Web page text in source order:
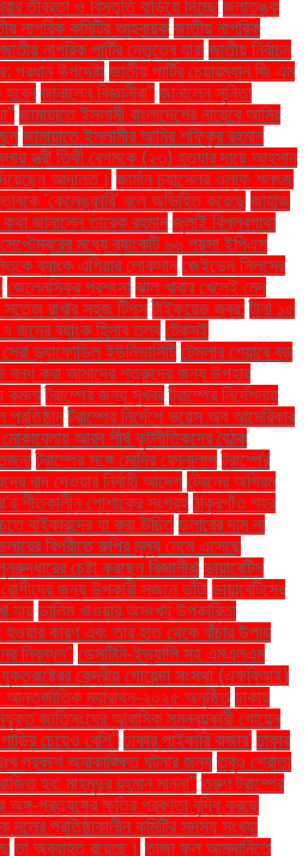
তীব্রতা ও বিস্তৃতি বাড়িয়ে দিচ্ছে জলাতঙ্ক
নাগরিক কমিটির আহ্বায়ক জাতীয় নাগরিক
জাতীয় নাগরিক পার্টির নেতৃত্বে যারা জাতীয় নির্বাচন
প্রধান উপদেষ্টা জাতীয় পার্টির চেয়ারম্যান জি এম
জানালেন বিজ্ঞানীরা" জানালেন সুনিতা
জামায়াতে ইসলামী বাংলাদেশের নায়েবে আমির
জামায়াতে ইসলামীর আমির শফিকুর রহমান
স্ত্রী তিথী বেগমকে (২৩) হত্যার দায়ে আহসান
আদালত। জার্মান চ্যান্সেলর ওলাফ শলৎজ
'কেলেঙ্কারি' বলে অভিহিত করেছে জাহাজ
জানালেন তারেক রহমান জুলাই বিপ্লবগাথা
মধ্যে ব্যাংকটি ৬৬ পয়সা ইপিএস
ব্যাংক এশিয়ার লোকসান জেইডেন সিলসের
জেলেনস্কির প্রশংসা ঝাল খাবার খেলেই মেদ
সতেজ রাখার সহজ টিপস টাইফয়েড জ্বর: টানা ১৫
জনের ব্যাংক হিসাব তলব টেকসই
ড্যাফোডিল ইউনিভার্সিটি টেসলার শেয়ারে বড়
করা আমাদের শত্রুদের জন্য উপহার
কমলা ট্রাম্পের জন্য সুখবর ট্রাম্পের নির্দেশনায়
ট্রাম্পের নির্দেশে ভয়েস অব আমেরিকার
মোকাবেলায় আরব শীর্ষ কূটনীতিকদের বৈঠক
ট্রাম্পের সঙ্গে মোদির ফোনালাপ ট্রাম্পের
বাদ দেওয়ার নির্বাহী আদেশ ট্রেনের অগ্রিম
শীতকালীন পোশাকের সংগ্রহ ঠাকুরগাঁও শহর
বাইকারদের যা করা উচিত ডলারের দাম না
বিপরীতে রুপির মূল্য নেমে এসেছে
চেষ্টা করছেন বিজ্ঞানীরা ডায়াবেটিস
রোগীদের জন্য উপকারী সজনে ডাঁটা ডায়াবেটিসের
যায় ডালিম খাওয়ার অসংখ্য উপকারিতা
হওয়ার কারণ এবং তার হাত থেকে বাঁচার উপায়
নিবন্ধন" ডেসটিনি-ইভ্যালি সহ এমএলএম
কেন্দ্রীয় গোয়েন্দা সংস্থা (এফবিআই)
আন্তর্জাতিক ম্যারাথন-২০২৫ অনুষ্ঠিত ঢাকায়
জাতিসংঘের আবাসিক সমন্বয়কারী গোয়েন
চেয়েও বেশি'' ঢাকার পাইকারি বাজার' ঢাকার
দুঃখ প্রকাশ অনাকাঙ্ক্ষিত ঘটনার জন্য তবুও শ্রোতা
হব: মাহমুদুর রহমান মান্না" তরুণ ট্রাম্পের
প্রত্যঙ্গের ক্ষতির প্রবণতা বৃদ্ধি করছে
প্রতিষ্ঠাকালীন কমিটির সদস্য সংখ্যা
তা অব্যাহত রয়েছে। তাজা ফল আমদানিতে